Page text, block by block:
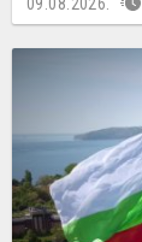
09.08.2026.